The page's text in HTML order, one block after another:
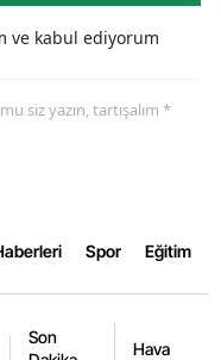
ve kabul ediyorum
siz yazın, tartışalım *
Spor Eğitim
Son
Hava